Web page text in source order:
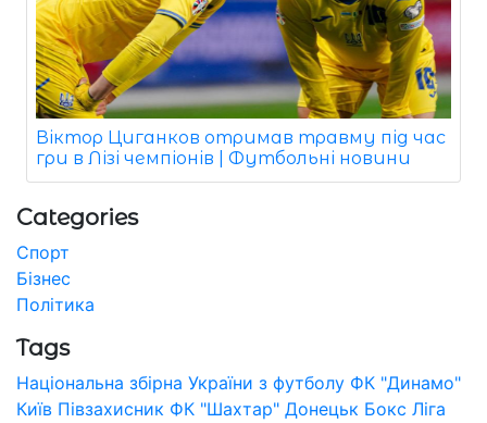
Віктор Циганков отримав травму під час
гри в Лізі чемпіонів | Футбольні новини
Categories
Спорт
Бізнес
Політика
Tags
Національна збірна України з футболу ФК "Динамо"
Київ Півзахисник ФК "Шахтар" Донецьк Бокс Ліга